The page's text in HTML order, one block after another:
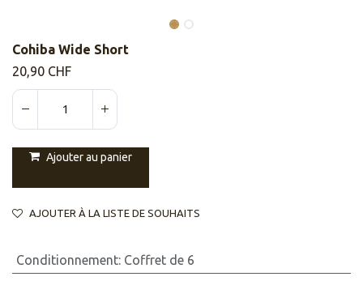
Cohiba Wide Short
20,90 CHF
Ajouter au panier
AJOUTER À LA LISTE DE SOUHAITS
Conditionnement: Coffret de 6